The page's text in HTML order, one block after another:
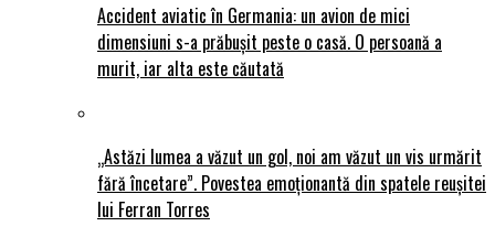
Accident aviatic în Germania: un avion de mici
dimensiuni s-a prăbușit peste o casă. O persoană a
murit, iar alta este căutată
„Astăzi lumea a văzut un gol, noi am văzut un vis urmărit
fără încetare”. Povestea emoționantă din spatele reușitei
lui Ferran Torres